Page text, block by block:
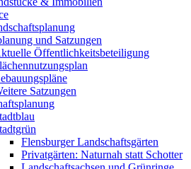
und Satzungen
Öffentlichkeitsbeteiligung
Satzungen
Flensburger Landschaftsgärten
Privatgärten: Naturnah statt Schotter